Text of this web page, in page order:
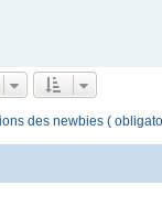
des newbies (